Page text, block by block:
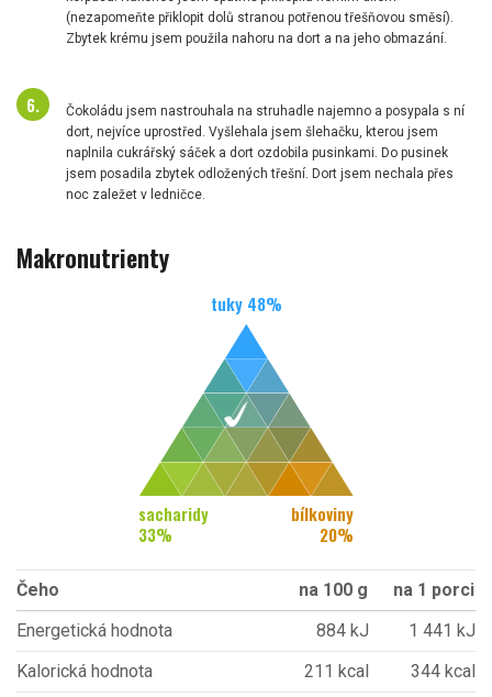
(nezapomeňte přiklopit dolů stranou potřenou třešňovou směsí).
Zbytek krému jsem použila nahoru na dort a na jeho obmazání.
Čokoládu jsem nastrouhala na struhadle najemno a posypala s ní
dort, nejvíce uprostřed. Vyšlehala jsem šlehačku, kterou jsem
naplnila cukrářský sáček a dort ozdobila pusinkami. Do pusinek
jsem posadila zbytek odložených třešní. Dort jsem nechala přes
noc zaležet v ledničce.
Makronutrienty
tuky 48%
sacharidy
33%
bílkoviny
20%
Čeho na 100 g
na 1 porci
Energetická hodnota
884 kJ
1 441 kJ
Kalorická hodnota
211 kcal
344 kcal